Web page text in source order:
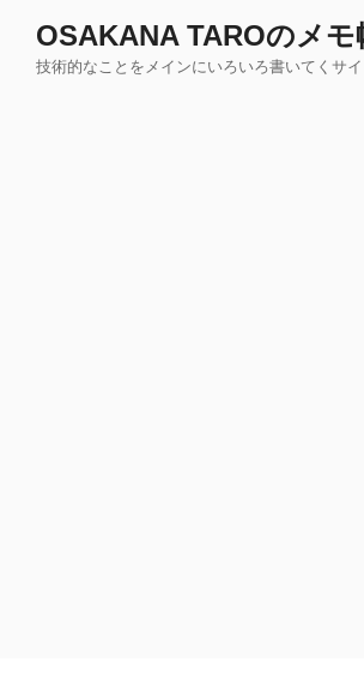
OSAKANA TAROのメモ
技術的なことをメインにいろいろ書いてくサ